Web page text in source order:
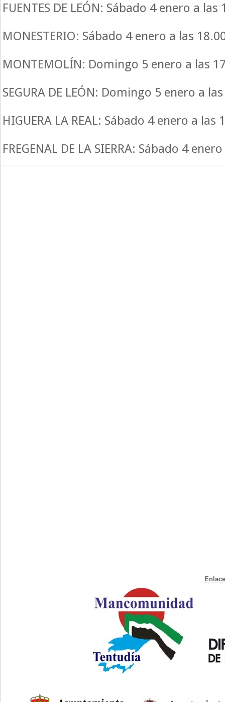
FUENTES DE LEÓN: Sábado 4 enero a las
MONESTERIO: Sábado 4 enero a las
MONTEMOLÍN: Domingo 5 enero a las
SEGURA DE LEÓN: Domingo 5 enero a
HIGUERA LA REAL: Sábado 4 enero a las
FREGENAL DE LA SIERRA: Sábado 4